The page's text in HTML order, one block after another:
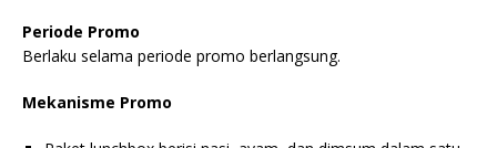
Periode Promo
Berlaku selama periode promo berlangsung.
Mekanisme Promo